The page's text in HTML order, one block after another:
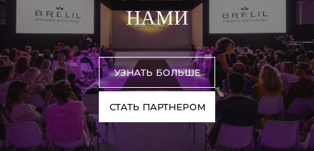
НАМИ
УЗНАТЬ БОЛЬШЕ
СТАТЬ ПАРТНЕРОМ